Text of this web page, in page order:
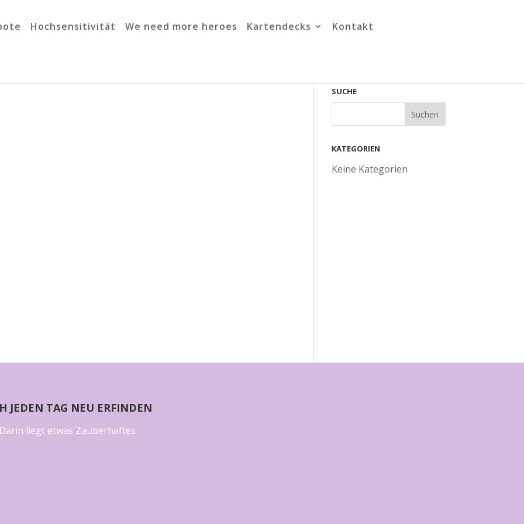
Hochsensitivität We need more heroes Kartendecks Kontakt
SUCHE
KATEGORIEN
Keine Kategorien
JEDEN TAG NEU ERFINDEN
liegt etwas Zauberhaftes